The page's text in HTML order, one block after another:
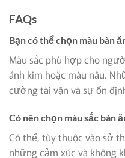
FAQs
Bạn có thể chọn màu bàn
Màu sắc phù hợp cho
ánh kim hoặc màu nâu.
cường tài vận và sự ổn
Có nên chọn màu sắc bàn
Có thể, tùy thuộc vào sở
những cảm xúc và không